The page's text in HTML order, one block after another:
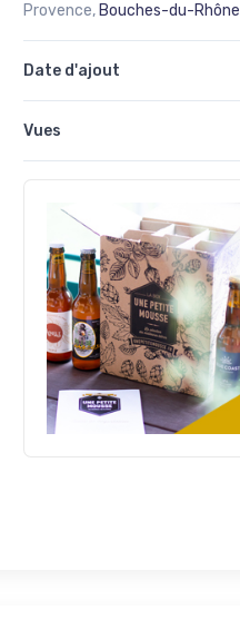
Provence, Bouches-du-Rhône
Date d'ajout
Vues